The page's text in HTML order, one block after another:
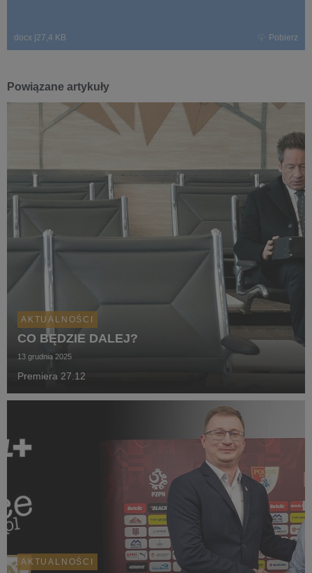
docx 27,4 KB Pobierz
Powiązane artykuły
AKTUALNOŚCI
CO BĘDZIE DALEJ?
13 grudnia 2025
Premiera 27.12
AKTUALNOŚCI